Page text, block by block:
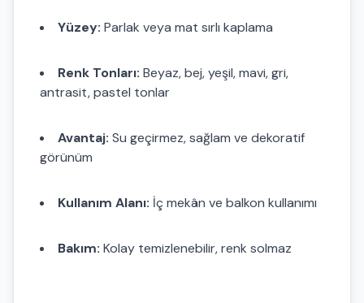
Yüzey: Parlak veya mat sırlı kaplama
Renk Tonları: Beyaz, bej, yeşil, mavi, gri,
antrasit, pastel tonlar
Avantaj: Su geçirmez, sağlam ve dekoratif
görünüm
Kullanım Alanı: İç mekân ve balkon kullanımı
Bakım: Kolay temizlenebilir, renk solmaz